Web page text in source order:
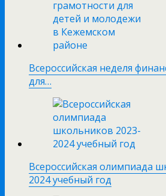
Всероссийская неделя
для…
Всероссийская олимпиада
2024 учебный год